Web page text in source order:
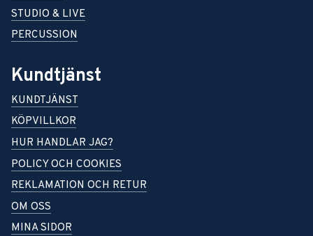
STUDIO & LIVE
PERCUSSION
Kundtjänst
KUNDTJÄNST
KÖPVILLKOR
HUR HANDLAR JAG?
POLICY OCH COOKIES
REKLAMATION OCH RETUR
OM OSS
MINA SIDOR